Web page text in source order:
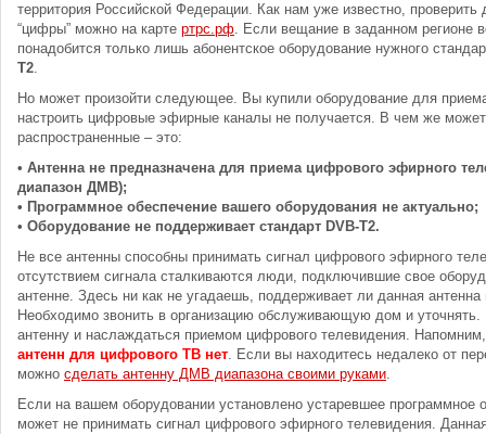
территория Российской Федерации. Как нам уже известно, проверить
“цифры” можно на карте ртрс.рф. Если вещание в заданном регионе
понадобится только лишь абонентское оборудование нужного
T2.
Но может произойти следующее. Вы купили оборудование для
настроить цифровые эфирные каналы не получается. В чем же
распространенные – это:
• Антенна не предназначена для приема цифрового эфирного
диапазон ДМВ);
• Программное обеспечение вашего оборудования не актуально;
• Оборудование не поддерживает стандарт DVB-T2.
Не все антенны способны принимать сигнал цифрового эфирного
отсутствием сигнала сталкиваются люди, подключившие свое
антенне. Здесь ни как не угадаешь, поддерживает ли данная
Необходимо звонить в организацию обслуживающую дом и уточнять.
антенну и наслаждаться приемом цифрового телевидения.
антенн для цифрового ТВ нет. Если вы находитесь недалеко от
можно сделать антенну ДМВ диапазона своими руками.
Если на вашем оборудовании установлено устаревшее программное
может не принимать сигнал цифрового эфирного телевидения.